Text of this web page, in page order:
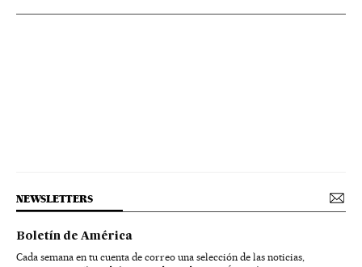
NEWSLETTERS
Boletín de América
Cada semana en tu cuenta de correo una selección de las noticias,